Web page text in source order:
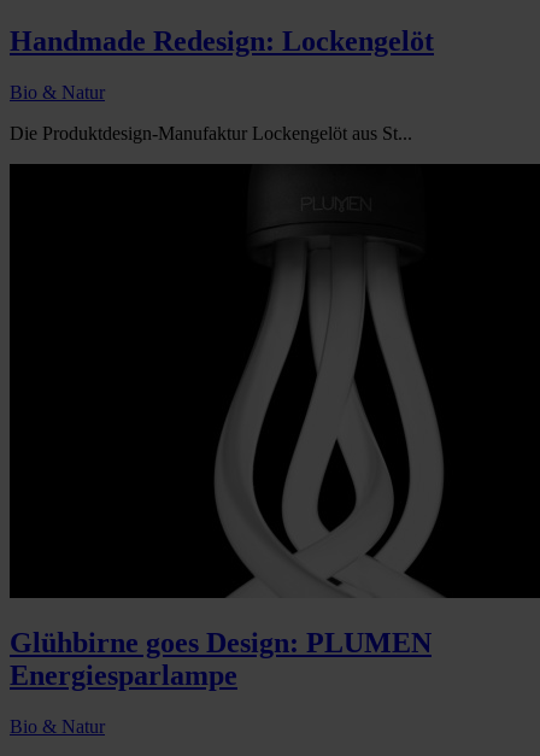
Handmade Redesign: Lockengelöt
Bio & Natur
Die Produktdesign-Manufaktur Lockengelöt aus St...
Glühbirne goes Design: PLUMEN
Energiesparlampe
Bio & Natur